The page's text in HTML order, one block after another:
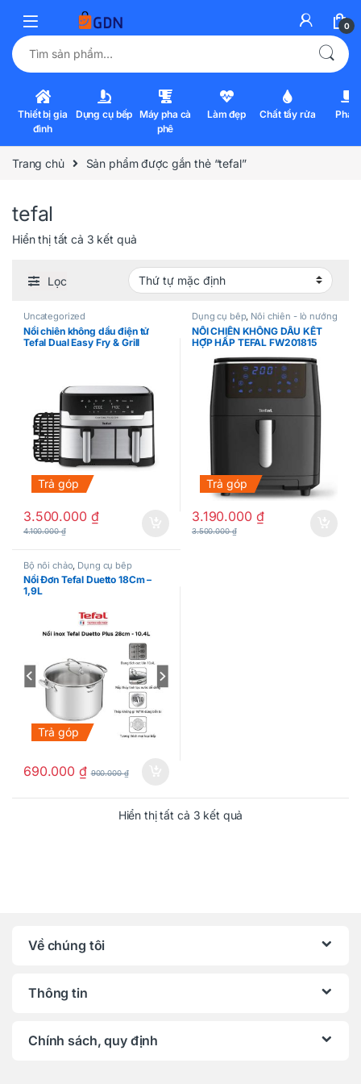
0
Tìm kiếm:
Thiết bị gia
đình
Dụng cụ bếp Máy pha cà
phê
Làm đẹp Chất tẩy rửa Pha
Trang chủ Sản phẩm được gắn thẻ “tefal”
tefal
Hiển thị tất cả 3 kết quả
Lọc
Uncategorized
Nồi chiên không dầu điện tử
Tefal Dual Easy Fry & Grill
Trả góp
3.500.000 ₫
4.100.000₫
Dụng cụ bếp, Nồi chiên - lò nướng
NỒI CHIÊN KHÔNG DẦU KẾT
HỢP HẤP TEFAL FW201815
Trả góp
3.190.000 ₫
3.500.000₫
Bộ nồi chảo, Dụng cụ bếp
Nồi Đơn Tefal Duetto 18Cm –
1,9L
Trả góp
690.000 ₫ 900.000₫
Hiển thị tất cả 3 kết quả
Về chúng tôi
Thông tin
Chính sách, quy định